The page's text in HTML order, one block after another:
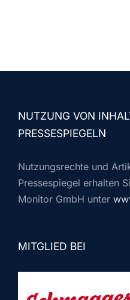
NUTZUNG VON
PRESSESPIEGELN
Nutzungsrechte und
Pressespiegel erhalten
Monitor GmbH unter
MITGLIED BEI